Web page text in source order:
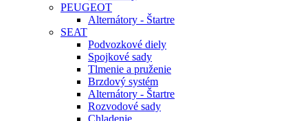
PEUGEOT
Alternátory - Štartre
SEAT
Podvozkové diely
Spojkové sady
Tlmenie a pruženie
Brzdový systém
Alternátory - Štartre
Rozvodové sady
Chladenie